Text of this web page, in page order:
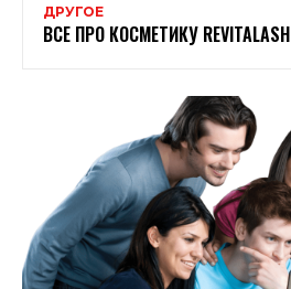
ДРУГОЕ
ВСЕ ПРО КОСМЕТИКУ REVITALASH